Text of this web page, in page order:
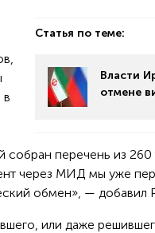
Статья по теме:
Власти
отмене
в
перечень из 260
через МИД мы уже
обмен», — добавил
или даже